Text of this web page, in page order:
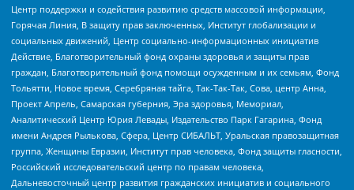
Центр поддержки и содействия развитию средств массовой информации,
Горячая Линия, В защиту прав заключенных, Институт глобализации и
социальных движений, Центр социально-информационных инициатив
Действие, Благотворительный фонд охраны здоровья и защиты прав
граждан, Благотворительный фонд помощи осужденным и их семьям, Фонд
Тольятти, Новое время, Серебряная тайга, Так-Так-Так, Сова, центр Анна,
Проект Апрель, Самарская губерния, Эра здоровья, Мемориал,
Аналитический Центр Юрия Левады, Издательство Парк Гагарина, Фонд
имени Андрея Рылькова, Сфера, Центр СИБАЛЬТ, Уральская правозащитная
группа, Женщины Евразии, Институт прав человека, Фонд защиты гласности,
Российский исследовательский центр по правам человека,
Дальневосточный центр развития гражданских инициатив и социального